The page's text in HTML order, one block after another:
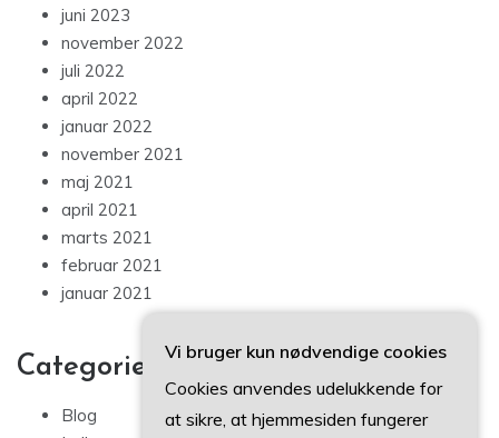
juni 2023
november 2022
juli 2022
april 2022
januar 2022
november 2021
maj 2021
april 2021
marts 2021
februar 2021
januar 2021
Categories
Blog
Vi bruger kun nødvendige cookies
Cookies anvendes udelukkende for
at sikre, at hjemmesiden fungerer